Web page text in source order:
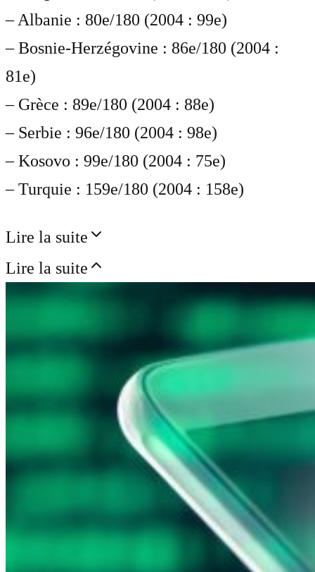
– Albanie : 80e/180 (2004 : 99e)
– Bosnie-Herzégovine : 86e/180 (2004 :
81e)
– Grèce : 89e/180 (2004 : 88e)
– Serbie : 96e/180 (2004 : 98e)
– Kosovo : 99e/180 (2004 : 75e)
– Turquie : 159e/180 (2004 : 158e)
Lire la suite
Lire la suite